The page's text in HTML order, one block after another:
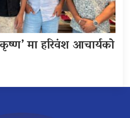
मा हरिवंश आचार्यको